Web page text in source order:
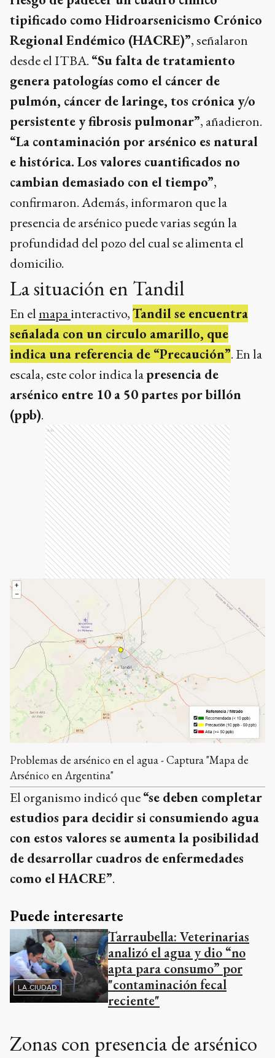
tipificado como Hidroarsenicismo Crónico
Regional Endémico (HACRE)”, señalaron
desde el ITBA. “Su falta de tratamiento
genera patologías como el cáncer de
pulmón, cáncer de laringe, tos crónica y/o
persistente y fibrosis pulmonar”, añadieron.
“La contaminación por arsénico es natural
e histórica. Los valores cuantificados no
cambian demasiado con el tiempo”,
confirmaron. Además, informaron que la
presencia de arsénico puede varias según la
profundidad del pozo del cual se alimenta el
domicilio.
La situación en Tandil
En elmapainteractivo,Tandil se encuentra
señalada con un circulo amarillo, que
indica una referencia de “Precaución”. En la
escala, este color indica lapresencia de
arsénico entre 10 a 50 partes por billón
(ppb).
Ads
Problemas de arsénico en el agua - Captura "Mapa de
Arsénico en Argentina"
El organismo indicó que“se deben completar
estudios para decidir si consumiendo agua
con estos valores se aumenta la posibilidad
de desarrollar cuadros de enfermedades
como el HACRE”.
Puede interesarte
LA CIUDAD
Tarraubella: Veterinarias
analizó el agua y dio “no
apta para consumo” por
"contaminación fecal
reciente"
Zonas con presencia de arsénico